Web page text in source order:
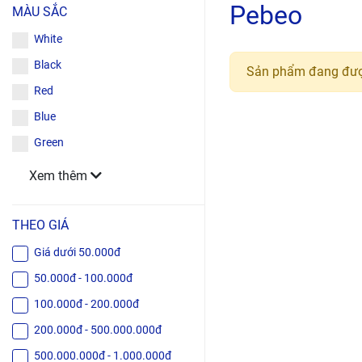
MÀU SẮC
White
Black
Red
Blue
Green
Xem thêm
THEO GIÁ
Giá dưới 50.000đ
50.000đ - 100.000đ
100.000đ - 200.000đ
200.000đ - 500.000.000đ
500.000.000đ - 1.000.000đ
Pebeo
Sản phẩm đang